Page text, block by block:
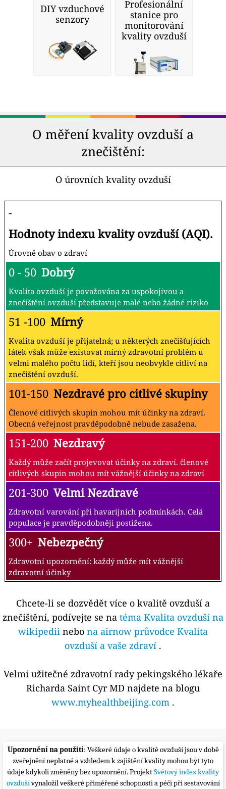
DIY vzduchové
senzory
Profesionální
stanice pro
monitorování
kvality ovzduší
O měření kvality ovzduší a
znečištění:
O úrovních kvality ovzduší
-
Hodnoty indexu kvality ovzduší (AQI).
Úrovně obav o zdraví
0 - 50 Dobrý
Kvalita ovzduší je považována za uspokojivou a
znečištění ovzduší představuje malé nebo žádné riziko
51 -100 Mírný
Kvalita ovzduší je přijatelná; u některých znečišťujících
látek však může existovat mírný zdravotní problém u
velmi malého počtu lidí, kteří jsou neobvykle citliví na
znečištění ovzduší.
101-150 Nezdravé pro citlivé skupiny
Členové citlivých skupin mohou mít účinky na zdraví.
Obecná veřejnost pravděpodobně nebude zasažena.
151-200 Nezdravý
Každý může začít projevovat účinky na zdraví. členové
citlivých skupin mohou mít vážnější účinky na zdraví
201-300 Velmi Nezdravé
Zdravotní varování při havarijních podmínkách. Celá
populace je pravděpodobněji postižena.
300+ Nebezpečný
Zdravotní upozornění: každý může mít vážnější
zdravotní účinky
Chcete-li se dozvědět více o kvalitě ovzduší a
znečištění, podívejte se na téma Kvalita ovzduší na
wikipedii nebo na airnow průvodce Kvalita
ovzduší a vaše zdraví .
Velmi užitečné zdravotní rady pekingského lékaře
Richarda Saint Cyr MD najdete na blogu
www.myhealthbeijing.com .
Upozornění na použití: Veškeré údaje o kvalitě ovzduší jsou v době
zveřejnění neplatné a vzhledem k zajištění kvality mohou být tyto
údaje kdykoli změněny bez upozornění. ProjektSvětový index kvality
ovzdušívynaložil veškeré přiměřené schopnosti a péči při sestavování